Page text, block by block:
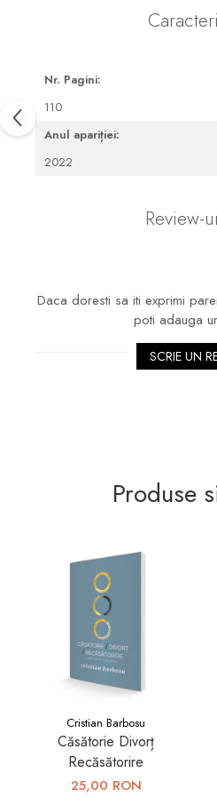
Nr. Pagini:
110
Anul apariției:
2022
Review-
Daca doresti sa iti exprimi
poti adauga
SCRIE UN
Produse
Cristian Barbosu
Căsătorie Divorț
Recăsătorire
25,00 RON